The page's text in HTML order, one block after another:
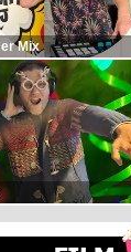
Mix